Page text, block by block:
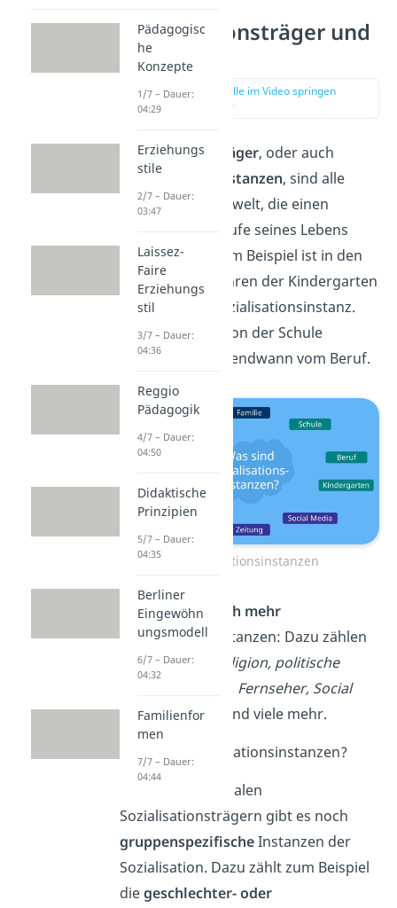
Sozialisationsträger und
-instanzen
zur Stelle im Video springen
(01:29)
Sozialisationsträger, oder auch
Sozialisationsinstanzen, sind alle
Bereiche der Umwelt, die einen
Menschen im Laufe seines Lebens
beeinflussen. Zum Beispiel ist in den
ersten Lebensjahren der Kindergarten
eine wichtige Sozialisationsinstanz.
Später wird sie von der Schule
abgelöst und irgendwann vom Beruf.
Sozialisationsinstanzen
Doch es gibt
noch mehr
Sozialisationsinstanzen: Dazu zählen
Sportvereine, Religion, politische
Systeme, Familie, Fernseher, Social
Media, Zeitung
und viele mehr.
Was sind Sozialisationsinstanzen?
Neben den normalen
Sozialisationsträgern gibt es noch
gruppenspezifischeInstanzen der
Sozialisation. Dazu zählt zum Beispiel
diegeschlechter- oder
Pädagogisc
he
Konzepte
1/7 – Dauer:
04:29
Erziehungs
stile
2/7 – Dauer:
03:47
Laissez-
Faire
Erziehungs
stil
3/7 – Dauer:
04:36
Reggio
Pädagogik
4/7 – Dauer:
04:50
Didaktische
Prinzipien
5/7 – Dauer:
04:35
Berliner
Eingewöhn
ungsmodell
6/7 – Dauer:
04:32
Familienfor
men
7/7 – Dauer:
04:44